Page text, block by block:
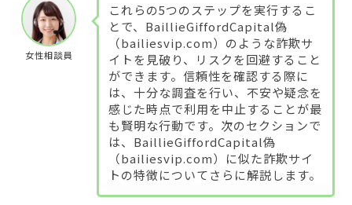
女性相談員
これらの5つのステップを実行するこ
とで、BaillieGiffordCapital偽
（bailiesvip.com）のような詐欺サ
イトを見破り、リスクを回避すること
ができます。信頼性を確認する際に
は、十分な調査を行い、不安や疑念を
感じた時点で利用を中止することが最
も賢明な行動です。次のセクションで
は、BaillieGiffordCapital偽
（bailiesvip.com）に似た詐欺サイ
トの特徴についてさらに解説します。